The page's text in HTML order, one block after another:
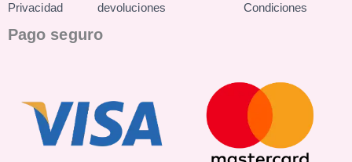
Privacidad
devoluciones
Condiciones
Pago seguro